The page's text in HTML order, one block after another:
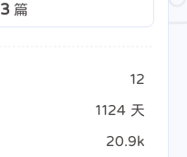
3 篇
12
1124 天
20.9k